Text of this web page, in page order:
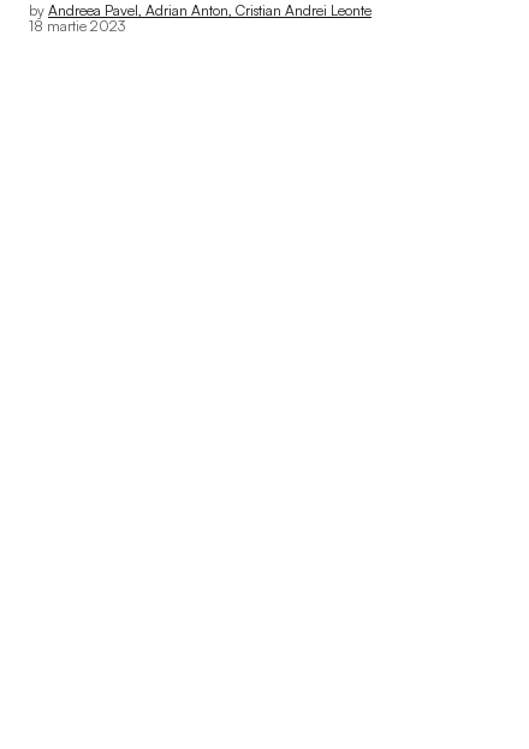
by Andreea Pavel, Adrian Anton, Cristian Andrei Leonte
18 martie 2023